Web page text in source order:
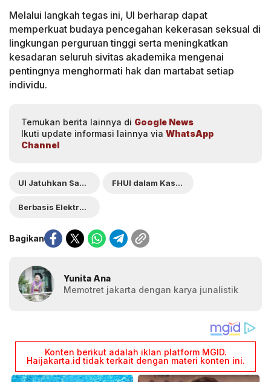
Melalui langkah tegas ini, UI berharap dapat
memperkuat budaya pencegahan kekerasan seksual di
lingkungan perguruan tinggi serta meningkatkan
kesadaran seluruh sivitas akademika mengenai
pentingnya menghormati hak dan martabat setiap
individu.
Temukan berita lainnya di Google News
Ikuti update informasi lainnya via WhatsApp
Channel
UI Jatuhkan Sanksi kepada 15 Mahasiswa FHUI dalam Kasus Dugaan Kekerasan Seksual
Berbasis Elektronik
Bagikan
Yunita Ana
Memotret jakarta dengan karya junalistik